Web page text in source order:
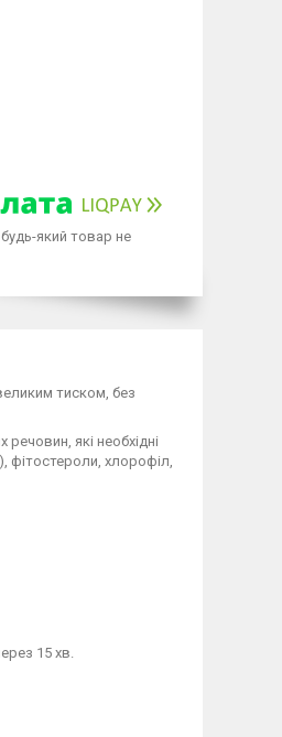
який товар не
тиском, без
які необхідні
фітостероли, хлорофіл,
15 хв.